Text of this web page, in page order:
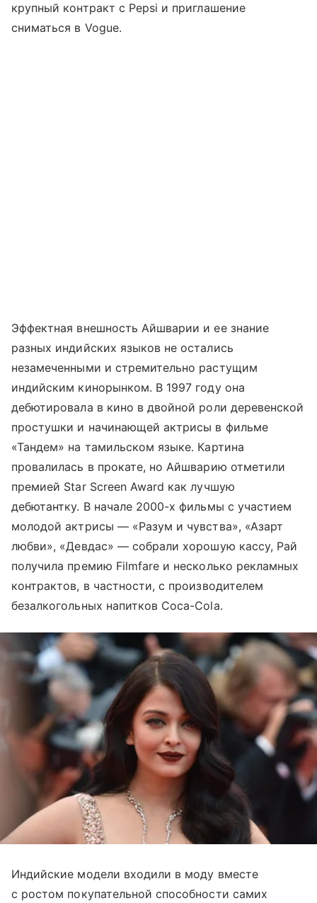
крупный контракт с Pepsi и приглашение
сниматься в Vogue.
Эффектная внешность Айшварии и ее знание
разных индийских языков не остались
незамеченными и стремительно растущим
индийским кинорынком. В 1997 году она
дебютировала в кино в двойной роли деревенской
простушки и начинающей актрисы в фильме
«Тандем» на тамильском языке. Картина
провалилась в прокате, но Айшварию отметили
премией Star Screen Award как лучшую
дебютантку. В начале 2000-х фильмы с участием
молодой актрисы — «Разум и чувства», «Азарт
любви», «Девдас» — собрали хорошую кассу, Рай
получила премию Filmfare и несколько рекламных
контрактов, в частности, с производителем
безалкогольных напитков Coca-Cola.
Индийские модели входили в моду вместе
с ростом покупательной способности самих